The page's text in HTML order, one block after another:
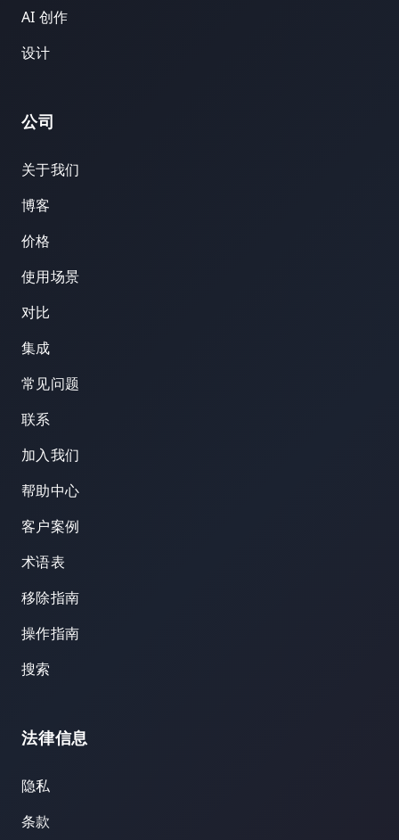
AI 创作
设计
公司
关于我们
博客
价格
使用场景
对比
集成
常见问题
联系
加入我们
帮助中心
客户案例
术语表
移除指南
操作指南
搜索
法律信息
隐私
条款